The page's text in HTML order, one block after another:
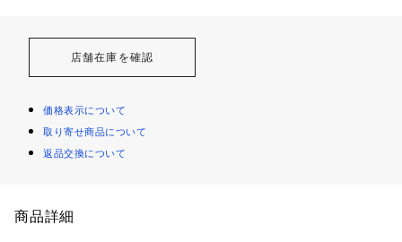
店舗在庫を確認
価格表示について
取り寄せ商品について
返品交換について
商品詳細